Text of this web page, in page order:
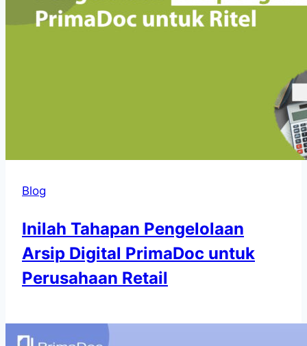
Blog
Inilah Tahapan Pengelolaan
Arsip Digital PrimaDoc untuk
Perusahaan Retail